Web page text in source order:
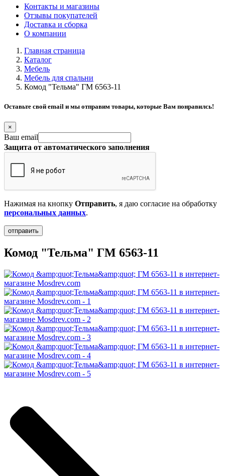
Контакты и магазины
Отзывы покупателей
Доставка и сборка
О компании
Главная страница
Каталог
Мебель
Мебель для спальни
Комод "Тельма" ГМ 6563-11
Оставьте свой email и мы отправим товары, которые Вам понравилсь!
×
Ваш email
Защита от автоматического заполнения
Нажимая на кнопку Отправить, я даю согласие на обработку
персональных данных.
Комод "Тельма" ГМ 6563-11